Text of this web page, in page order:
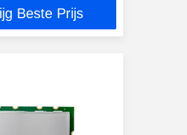
Beste Prijs